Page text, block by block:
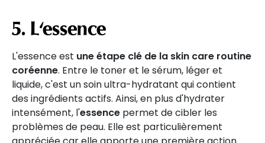
5. L'essence
L'essence est une étape clé de la skin care routine
coréenne. Entre le toner et le sérum, léger et
liquide, c'est un soin ultra-hydratant qui contient
des ingrédients actifs. Ainsi, en plus d'hydrater
intensément, l'essence permet de cibler les
problèmes de peau. Elle est particulièrement